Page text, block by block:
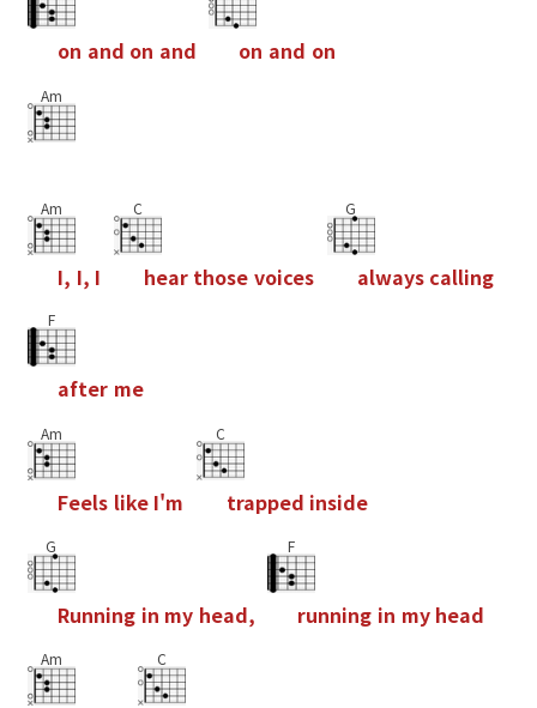
on and on and on and on
Am
Am
I, I, I
C
hear those voices
G
always calling
F
after me
Am
Feels like I'm
C
trapped inside
G
Running in my head,
F
running in my head
Am C